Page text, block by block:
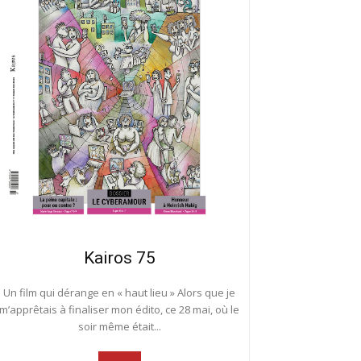
Kairos 75
Un film qui dérange en « haut lieu » Alors que je
m’apprêtais à finaliser mon édito, ce 28 mai, où le
soir même était...